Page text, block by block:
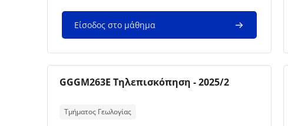
Είσοδος στο μάθημα
Εικόνα μαθήματος
Όνομα μαθήματος
GGGM263E Τηλεπισκόπηση - 2025/2
Τμήματος Γεωλογίας